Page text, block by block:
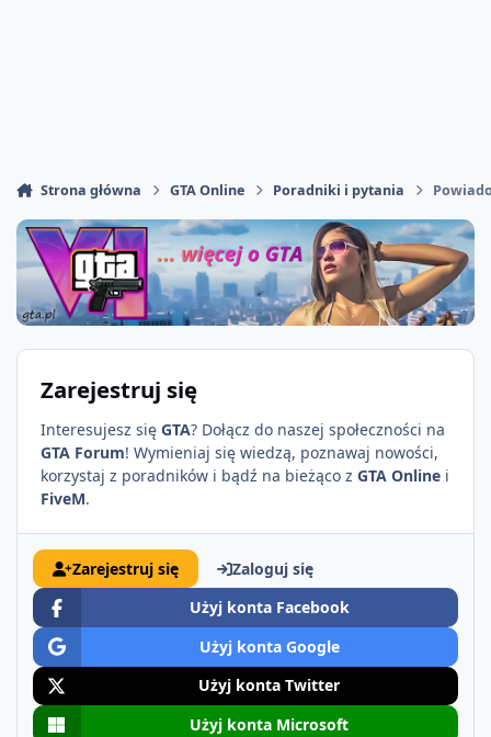
Strona główna GTA Online Poradniki i pytania
Zarejestruj się
Interesujesz się GTA? Dołącz do naszej społeczności na
GTA Forum! Wymieniaj się wiedzą, poznawaj nowości,
korzystaj z poradników i bądź na bieżąco z GTA Online i
FiveM.
Zarejestruj się
Zaloguj się
Użyj konta Facebook
Użyj konta Google
Użyj konta Twitter
Użyj konta Microsoft